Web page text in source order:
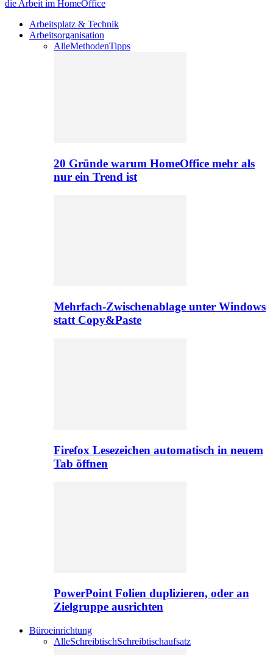
Arbeitsplatz & Technik
Arbeitsorganisation
AlleMethodenTipps
20 Gründe warum HomeOffice mehr als
nur ein Trend ist
Mehrfach-Zwischenablage unter Windows
statt Copy&Paste
Firefox Lesezeichen automatisch in neuem
Tab öffnen
PowerPoint Folien duplizieren, oder an
Zielgruppe ausrichten
Büroeinrichtung
AlleSchreibtischSchreibtischaufsatz